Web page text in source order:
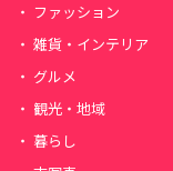
ファッション
雑貨・インテリア
グルメ
観光・地域
暮らし